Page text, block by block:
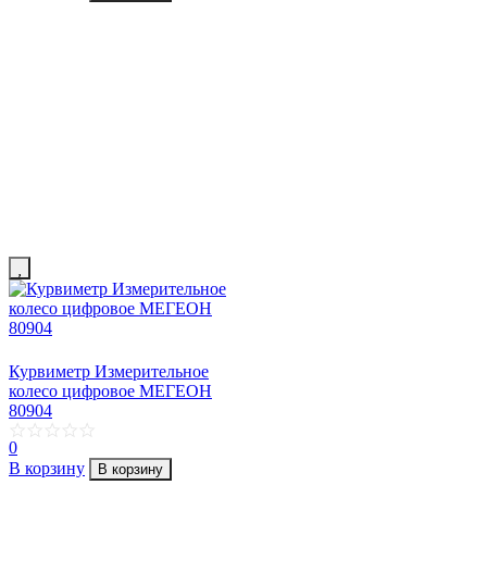
Курвиметр Измерительное
колесо цифровое МЕГЕОН
80904
0
В корзину
В корзину